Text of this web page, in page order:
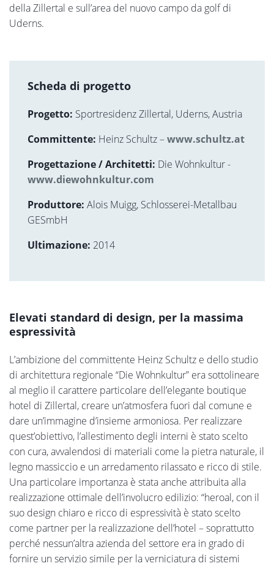
della Zillertal e sull’area del nuovo campo da golf di
Uderns.
Scheda di progetto
Progetto: Sportresidenz Zillertal, Uderns, Austria
Committente: Heinz Schultz –www.schultz.at
Progettazione / Architetti: Die Wohnkultur -
www.diewohnkultur.com
Produttore: Alois Muigg, Schlosserei-Metallbau
GESmbH
Ultimazione: 2014
Elevati standard di design, per la massima
espressività
L’ambizione del committente Heinz Schultz e dello studio
di architettura regionale “Die Wohnkultur” era sottolineare
al meglio il carattere particolare dell’elegante boutique
hotel di Zillertal, creare un’atmosfera fuori dal comune e
dare un’immagine d’insieme armoniosa. Per realizzare
quest’obiettivo, l’allestimento degli interni è stato scelto
con cura, avvalendosi di materiali come la pietra naturale, il
legno massiccio e un arredamento rilassato e ricco di stile.
Una particolare importanza è stata anche attribuita alla
realizzazione ottimale dell’involucro edilizio: “heroal, con il
suo design chiaro e ricco di espressività è stato scelto
come partner per la realizzazione dell’hotel – soprattutto
perché nessun’altra azienda del settore era in grado di
fornire un servizio simile per la verniciatura di sistemi